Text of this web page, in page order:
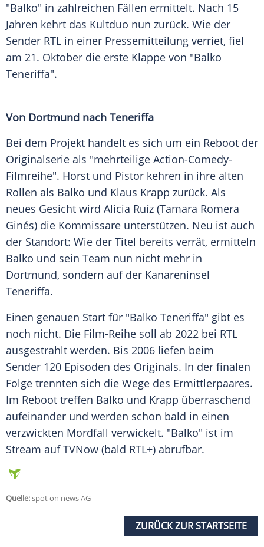
"Balko" in zahlreichen Fällen ermittelt. Nach 15
Jahren kehrt das Kultduo nun zurück. Wie der
Sender RTL in einer Pressemitteilung verriet, fiel
am 21. Oktober die erste Klappe von "Balko
Teneriffa".
Von Dortmund nach Teneriffa
Bei dem Projekt handelt es sich um ein Reboot der
Originalserie als "mehrteilige Action-Comedy-
Filmreihe". Horst und Pistor kehren in ihre alten
Rollen als Balko und Klaus Krapp zurück. Als
neues Gesicht wird Alicia Ruíz (Tamara Romera
Ginés) die Kommissare unterstützen. Neu ist auch
der Standort: Wie der Titel bereits verrät, ermitteln
Balko und sein Team nun nicht mehr in
Dortmund, sondern auf der Kanareninsel
Teneriffa.
Einen genauen Start für "Balko Teneriffa" gibt es
noch nicht. Die Film-Reihe soll ab 2022 bei RTL
ausgestrahlt werden. Bis 2006 liefen beim
Sender 120 Episoden des Originals. In der finalen
Folge trennten sich die Wege des Ermittlerpaares.
Im Reboot treffen Balko und Krapp überraschend
aufeinander und werden schon bald in einen
verzwickten Mordfall verwickelt. "Balko" ist im
Stream auf TVNow (bald RTL+) abrufbar.
Quelle:spot on news AG
ZURÜCK ZUR STARTSEITE